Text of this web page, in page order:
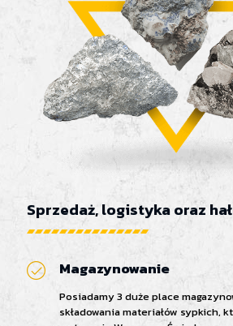
Sprzedaż, logistyka oraz
Magazynowanie
Posiadamy 3 duże place
składowania materiałów sypkich,